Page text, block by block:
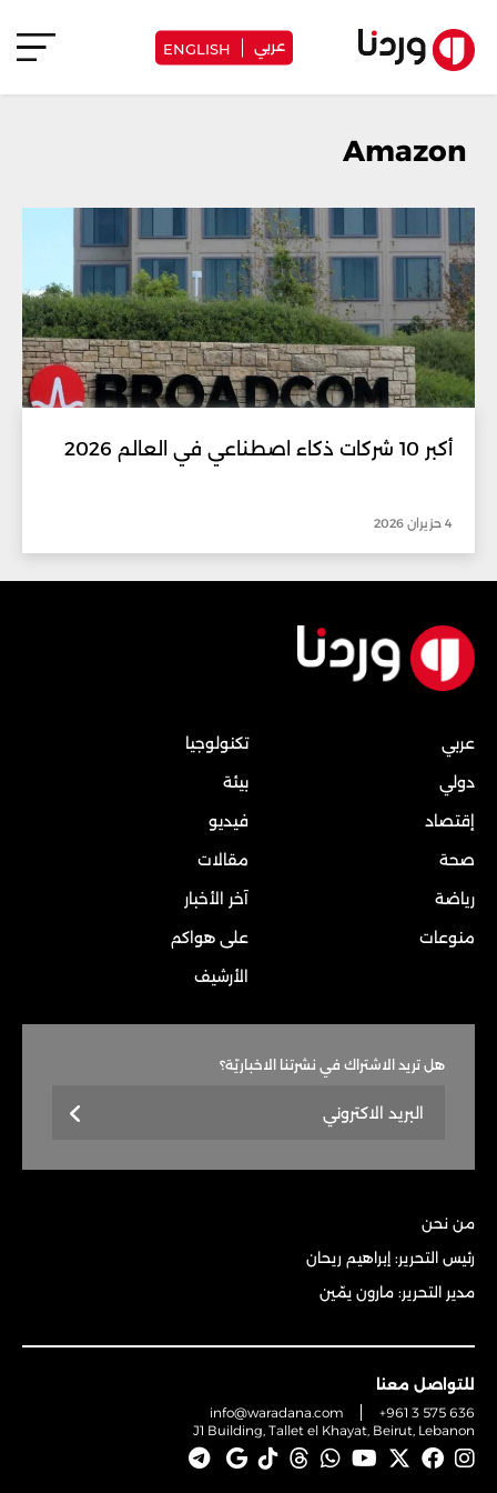
عربي ENGLISH
أكبر 10 شركات ذكاء اصطناعي في العالم 2026
4 حزيران 2026
عربي
دولي
إقتصاد
صحة
رياضة
منوعات
تكنولوجيا
بيئة
فيديو
مقالات
آخر الأخبار
على هواكم
الأرشيف
هل تريد الاشتراك في نشرتنا الاخباريّة؟
من نحن
رئيس التحرير: إبراهيم ريحان
مدير التحرير: مارون يمّين
للتواصل معنا
info@waradana.com
+961 3 575 636
J1 Building, Tallet el Khayat, Beirut, Lebanon